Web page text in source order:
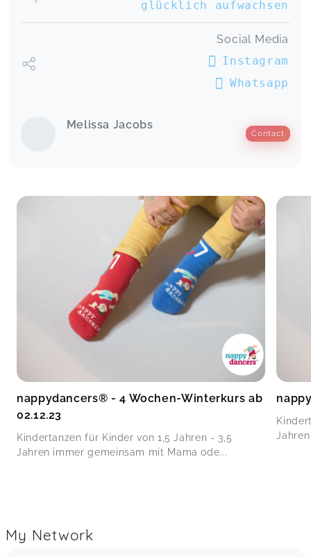
glücklich aufwachsen
Social Media
Instagram
Whatsapp
Melissa Jacobs
Contact
nappydancers®️ - 4 Wochen-Winterkurs ab
02.12.23
Kindertanzen für Kinder von 1,5 Jahren - 3,5
Jahren immer gemeinsam mit Mama ode...
My Network